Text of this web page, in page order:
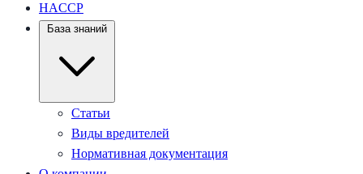
HACCP
База знаний
Статьи
Виды вредителей
Нормативная документация